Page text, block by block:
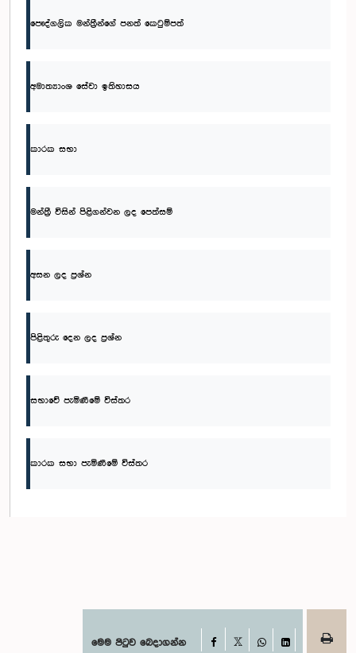
පෞද්ගලික මන්ත්‍රීන්ගේ පනත් කෙටුම්පත්
අමාත්‍යාංශ සේවා ඉතිහාසය
කාරක සභා
මන්ත්‍රී විසින් පිළිගන්වන ලද පෙත්සම්
අසන ලද ප්‍රශ්න
පිළිතුරු දෙන ලද ප්‍රශ්න
සභාවේ පැමිණීමේ විස්තර
කාරක සභා පැමිණීමේ විස්තර
මෙම පිටුව බෙදාගන්න Facebook